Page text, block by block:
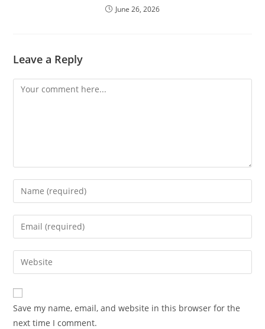
June 26, 2026
Leave a Reply
Save my name, email, and website in this browser for the
next time I comment.